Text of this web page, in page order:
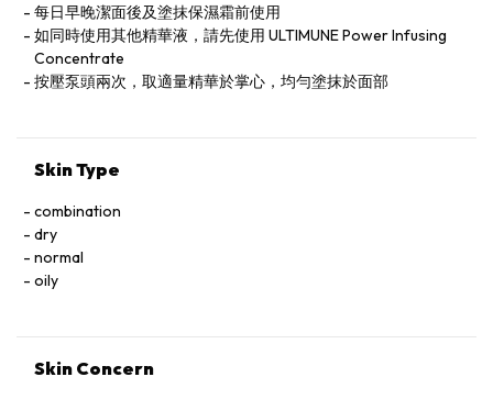
MAJORANA LEAF EXTRACT, NELUMBO NUCIFERA GERM
EXTRACT, ALCOHOL, SODIUM CARBOXYMETHYL BETA-
GLUCAN, BHT, THYMUS SERPYLLUM EXTRACT, PERILLA
OCYMOIDES LEAF EXTRACT, SODIUM BICARBONATE, IRIS
每日早晚潔面後及塗抹保濕霜前使用
如同時使用其他精華液，請先使用 ULTIMUNE Power Infusing
Concentrate
按壓泵頭兩次，取適量精華於掌心，均勻塗抹於面部
Skin Type
combination
dry
normal
oily
Skin Concern